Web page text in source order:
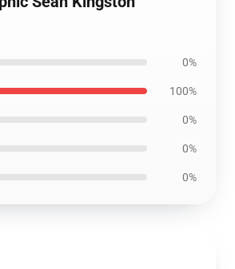
0%
100%
0%
0%
0%